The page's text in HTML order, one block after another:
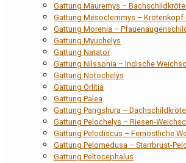
Gattung Mauremys –
Gattung Mesoclemmys –
Gattung Morenia –
Gattung Myuchelys
Gattung Natator
Gattung Nilssonia – Indische
Gattung Notochelys
Gattung Orlitia
Gattung Palea
Gattung Pangshura –
Gattung Pelochelys – Riesen-
Gattung Pelodiscus – Fernöstliche
Gattung Pelomedusa – Starrbrust-
Gattung Peltocephalus